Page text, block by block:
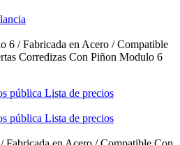
6 / Fabricada en Acero / Compatible
Corredizas Con Piñon Modulo 6
pública Lista de precios
pública Lista de precios